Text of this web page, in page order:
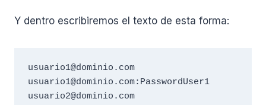
Y dentro escribiremos el texto de esta forma:
usuario1@dominio.com
usuario1@dominio.com:PasswordUser1
usuario2@dominio.com